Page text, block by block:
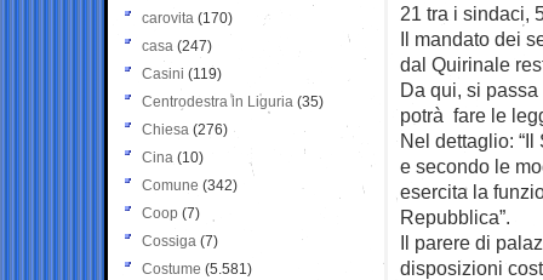
21 tra i sindaci,
Il mandato dei
dal Quirinale
Da qui, si
potrà fare le
Nel dettaglio:
e secondo le
esercita la
Repubblica”.
Il parere di
disposizioni
carovita (170)
casa (247)
Casini (119)
Centrodestra in Liguria (35)
Chiesa (276)
Cina (10)
Comune (342)
Coop (7)
Cossiga (7)
Costume (5.581)